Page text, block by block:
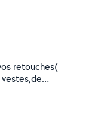
retouches(
, robes (